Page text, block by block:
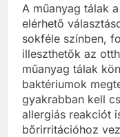
A műanyag tálak
elérhető
sokféle színben,
illeszthetők az
műanyag tálak
baktériumok
gyakrabban kell
allergiás reakciót
bőrirritációhoz